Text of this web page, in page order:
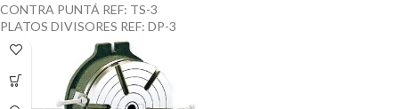
CONTRA PUNTÁ REF: TS-3
PLATOS DIVISORES REF: DP-3